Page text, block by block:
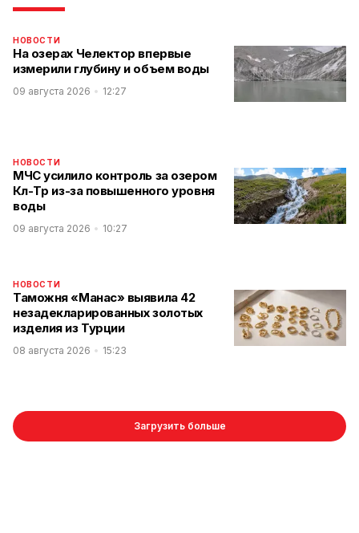
НОВОСТИ
На озерах Челектор впервые
измерили глубину и объем воды
09 августа 2026 12:27
НОВОСТИ
МЧС усилило контроль за озером
Көл-Төр из-за повышенного уровня
воды
09 августа 2026 10:27
НОВОСТИ
Таможня «Манас» выявила 42
незадекларированных золотых
изделия из Турции
08 августа 2026 15:23
Загрузить больше